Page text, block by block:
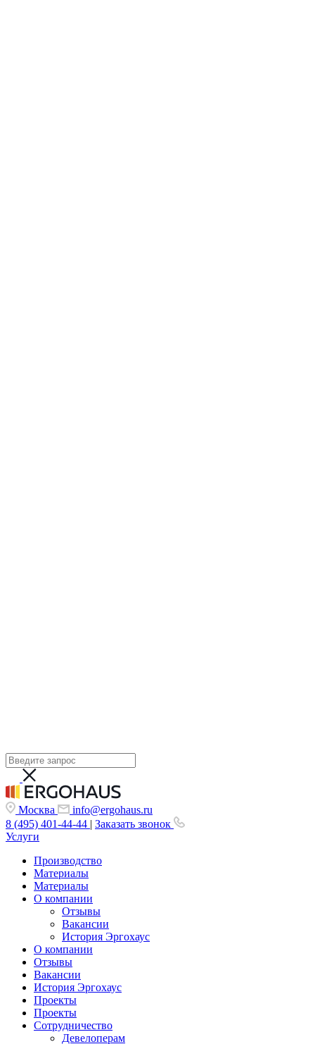
Москва
info@ergohaus.ru
8 (495) 401-44-44 | Заказать звонок
Услуги
Производство
Материалы
Материалы
О компании
Отзывы
Вакансии
История Эргохаус
О компании
Отзывы
Вакансии
История Эргохаус
Проекты
Проекты
Сотрудничество
Девелоперам